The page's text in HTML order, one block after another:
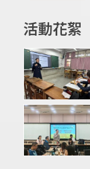
活動花絮